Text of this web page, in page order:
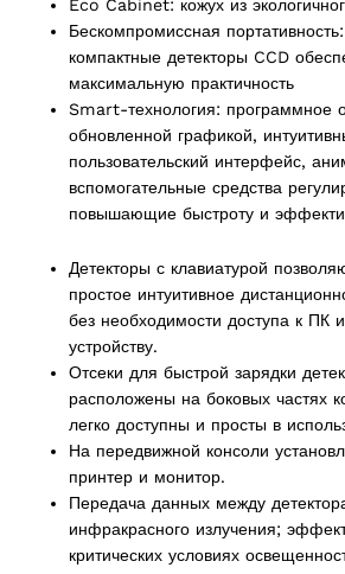
Eco Cabinet: кожух из
Бескомпромиссная
компактные детекторы CCD
максимальную практичность
Smart-технология: программное
обновленной графикой,
пользовательский интерфейс,
вспомогательные средства
повышающие быстроту и
Детекторы с клавиатурой
простое интуитивное
без необходимости доступа к ПК
устройству.
Отсеки для быстрой зарядки
расположены на боковых частях
легко доступны и просты в
На передвижной консоли
принтер и монитор.
Передача данных между
инфракрасного излучения;
критических условиях